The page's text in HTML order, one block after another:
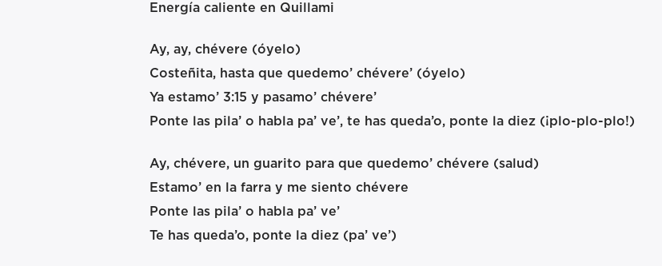
Energía caliente en Quillami
Ay, ay, chévere (óyelo)
Costeñita, hasta que quedemo’ chévere’ (óyelo)
Ya estamo’ 3:15 y pasamo’ chévere’
Ponte las pila’ o habla pa’ ve’, te has queda’o, ponte la diez (¡plo-plo-plo!)
Ay, chévere, un guarito para que quedemo’ chévere (salud)
Estamo’ en la farra y me siento chévere
Ponte las pila’ o habla pa’ ve’
Te has queda’o, ponte la diez (pa’ ve’)